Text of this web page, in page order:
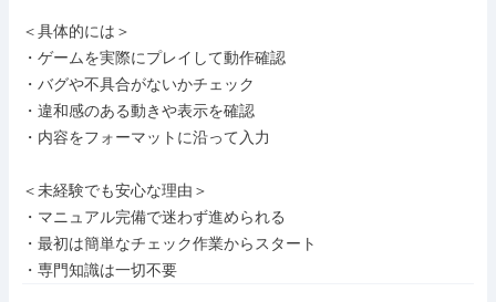
＜具体的には＞
・ゲームを実際にプレイして動作確認
・バグや不具合がないかチェック
・違和感のある動きや表示を確認
・内容をフォーマットに沿って入力
＜未経験でも安心な理由＞
・マニュアル完備で迷わず進められる
・最初は簡単なチェック作業からスタート
・専門知識は一切不要